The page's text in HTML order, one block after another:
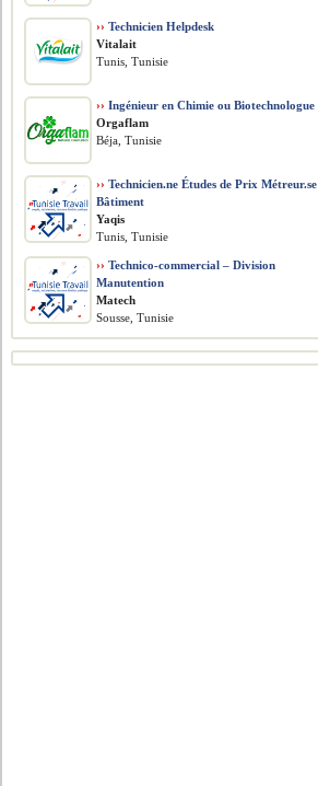
›› Technicien Helpdesk
Vitalait
Tunis, Tunisie
›› Ingénieur en Chimie ou Biotechnologue
Orgaflam
Béja, Tunisie
›› Technicien.ne Études de Prix Métreur.se
Bâtiment
Yaqis
Tunis, Tunisie
›› Technico-commercial – Division
Manutention
Matech
Sousse, Tunisie